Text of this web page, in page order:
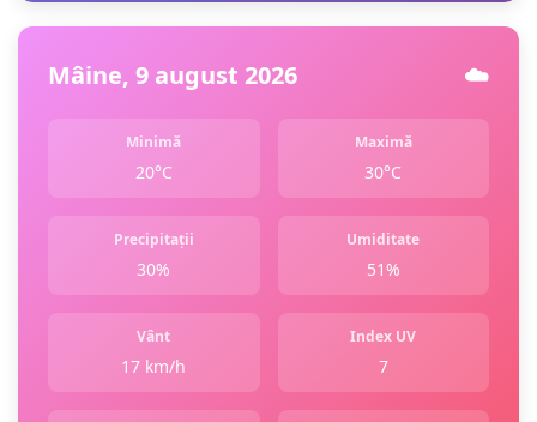
Mâine, 9 august 2026 ☁️
Minimă
20°C
Maximă
30°C
Precipitații
30%
Umiditate
51%
Vânt
17 km/h
Index UV
7